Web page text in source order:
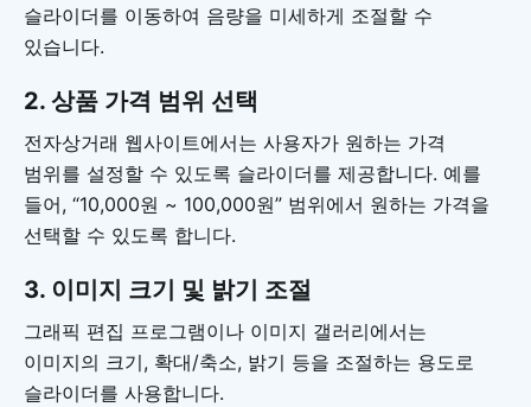
슬라이더를 이동하여 음량을 미세하게 조절할 수
있습니다.
2. 상품 가격 범위 선택
전자상거래 웹사이트에서는 사용자가 원하는 가격
범위를 설정할 수 있도록 슬라이더를 제공합니다. 예를
들어, “10,000원 ~ 100,000원” 범위에서 원하는 가격을
선택할 수 있도록 합니다.
3. 이미지 크기 및 밝기 조절
그래픽 편집 프로그램이나 이미지 갤러리에서는
이미지의 크기, 확대/축소, 밝기 등을 조절하는 용도로
슬라이더를 사용합니다.